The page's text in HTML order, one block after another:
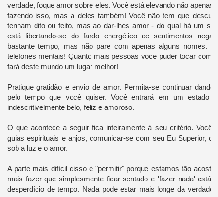
verdade, foque amor sobre eles. Você está elevando não apenas
fazendo isso, mas a deles também! Você não tem que
tenham dito ou feito, mas ao dar-lhes amor - do qual há um
está libertando-se do fardo energético de sentimentos
bastante tempo, mas não pare com apenas alguns nomes.
telefones mentais! Quanto mais pessoas você puder tocar com
fará deste mundo um lugar melhor!
Pratique gratidão e envio de amor. Permita-se continuar
pelo tempo que você quiser.Você entrará em um estado
indescritivelmente belo, feliz e amoroso.
O que acontece a seguir fica inteiramente à seu critério. Você
guias espirituais e anjos, comunicar-se com seu Eu Superior,
sob a luz e o amor.
A parte mais difícil disso é "permitir" porque estamos tão
mais fazer que simplesmente ficar sentado e 'fazer nada' está
desperdício de tempo. Nada pode estar mais longe da verdade!